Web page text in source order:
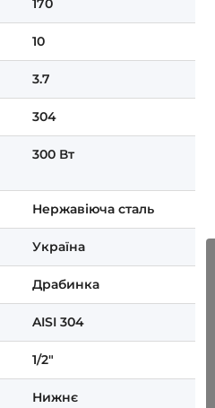
170
10
3.7
304
300 Вт
Нержавіюча сталь
Україна
Драбинка
AISI 304
1/2"
Нижнє Отримати ЗНИЖКУ!